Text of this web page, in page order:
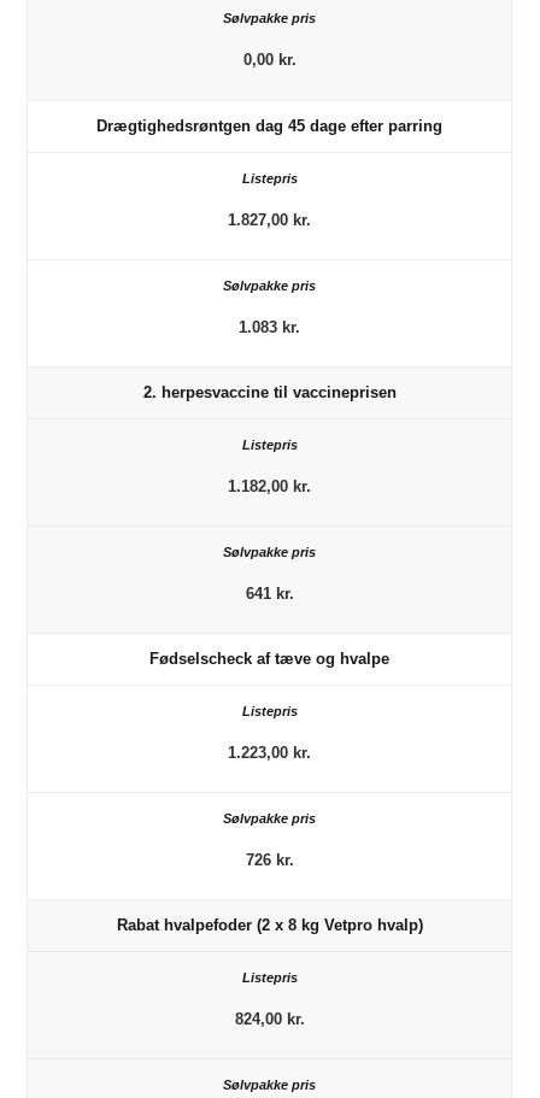
0,00 kr.
Drægtighedsrøntgen dag 45 dage efter parring
1.827,00 kr.
1.083 kr.
2. herpesvaccine til vaccineprisen
1.182,00 kr.
641 kr.
Fødselscheck af tæve og hvalpe
1.223,00 kr.
726 kr.
Rabat hvalpefoder (2 x 8 kg Vetpro hvalp)
824,00 kr.